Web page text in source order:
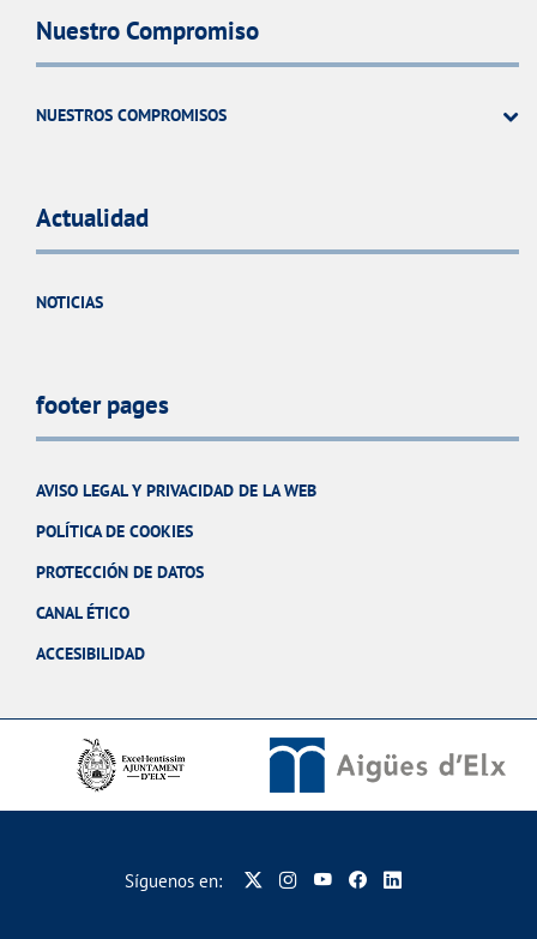
Nuestro Compromiso
NUESTROS COMPROMISOS
Actualidad
NOTICIAS
footer pages
AVISO LEGAL Y PRIVACIDAD DE LA WEB
POLÍTICA DE COOKIES
PROTECCIÓN DE DATOS
CANAL ÉTICO
ACCESIBILIDAD
Síguenos en: